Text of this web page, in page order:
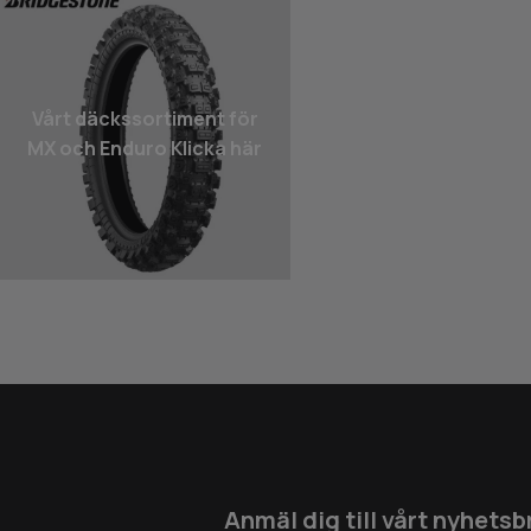
Vårt däcks­sortiment för
MX och Enduro Klicka här
Anmäl dig till vårt